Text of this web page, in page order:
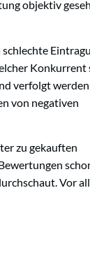
objektiv
Konkurrent
verfolgt werden
von negativen
zu gekauften
Vor